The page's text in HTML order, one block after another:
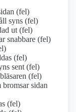
(fel)
syns (fel)
ut (fel)
snabbare (fel)
(fel)
sent (fel)
(fel)
sidan
(fel)